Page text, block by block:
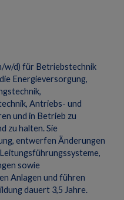
w/d) für Betriebstechnik
Energieversorgung,
Antriebs- und
und in Betrieb zu
zu halten. Sie
entwerfen Änderungen
sowie
Anlagen und führen
dauert 3,5 Jahre.